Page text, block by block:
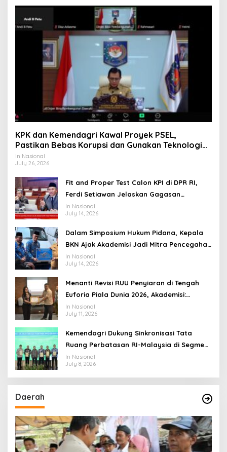
KPK dan Kemendagri Kawal Proyek PSEL,
Pastikan Bebas Korupsi dan Gunakan Teknologi
Ramah Lingkungan
In Nasional
July 26, 2026
Fit and Proper Test Calon KPI di DPR RI,
Ferdi Setiawan Jelaskan Gagasan
Transformasi Menuju Ekosistem Penyiaran
yang Adaptif
In Nasional
July 14, 2026
Dalam Simposium Hukum Pidana, Kepala
BKN Ajak Akademisi Jadi Mitra Pencegahan
Tindak Pidana di Birokrasi
In Nasional
July 14, 2026
Menanti Revisi RUU Penyiaran di Tengah
Euforia Piala Dunia 2026, Akademisi:
Jangan Terus Jadi “Messi dan Ronaldo”
Legislasi
In Nasional
July 11, 2026
Kemendagri Dukung Sinkronisasi Tata
Ruang Perbatasan RI-Malaysia di Segmen
Sinapad-Sesai
In Nasional
July 8, 2026
Daerah